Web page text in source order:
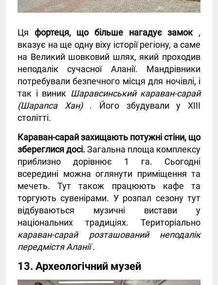
Ця фортеця, що більше нагадує замок,
вказує на ще одну віху історії регіону, а саме
на Великий шовковий шлях, який проходив
неподалік сучасної Аланії. Мандрівники
потребували безпечного місця для ночівлі, і
так і виник Шаравсинський караван-сарай
(Шарапса Хан). Його збудували у XIII
столітті.
Караван-сарай захищають потужні стіни, що
збереглися досі. Загальна площа комплексу
приблизно дорівнює 1 га. Сьогодні
всередині можна оглянути приміщення та
мечеть. Тут також працюють кафе та
торгують сувенірами. У розпал сезону тут
відбуваються музичні вистави у
національних традиціях. Територіально
караван-сарай розташований неподалік
передмістя Аланії.
13. Археологічний музей